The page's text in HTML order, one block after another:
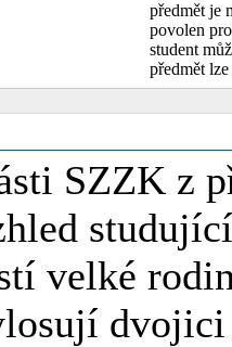
předmět je
povolen
student
předmět
SZZK z
velké